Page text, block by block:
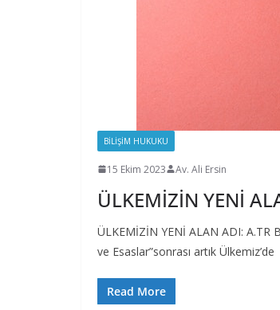
BILIŞIM HUKUKU
15 Ekim 2023 Av. Ali Ersin
ÜLKEMİZİN YENİ
ÜLKEMİZİN YENİ ALAN ADI: A.TR
ve Esaslar”sonrası artık Ülkemiz’de
Read More